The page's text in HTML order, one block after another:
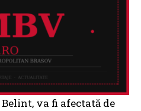
va fi afectată de